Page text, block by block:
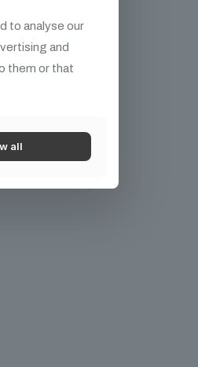
to analyse our
and
them or that
all